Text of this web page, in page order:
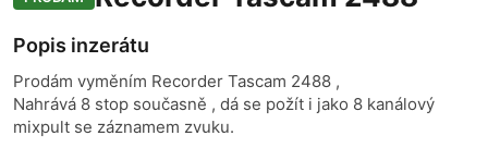
Popis inzerátu
Prodám vyměním Recorder Tascam 2488 ,
Nahrává 8 stop současně , dá se požít i jako 8 kanálový
mixpult se záznamem zvuku.